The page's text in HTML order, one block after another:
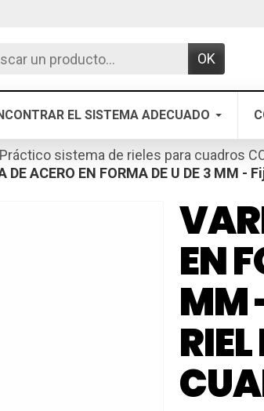
OK
EL SISTEMA ADECUADO
Práctico sistema de rieles para cuadros
DE ACERO EN FORMA DE U DE 3
EN
MM